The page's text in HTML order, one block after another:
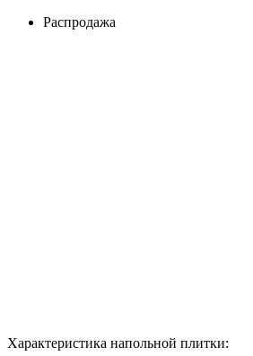
Распродажа
Характеристика напольной плитки: